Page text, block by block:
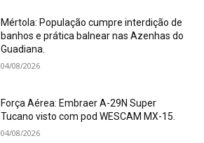
Mértola: População cumpre interdição de
banhos e prática balnear nas Azenhas do
Guadiana.
04/08/2026
Força Aérea: Embraer A-29N Super
Tucano visto com pod WESCAM MX-15.
04/08/2026